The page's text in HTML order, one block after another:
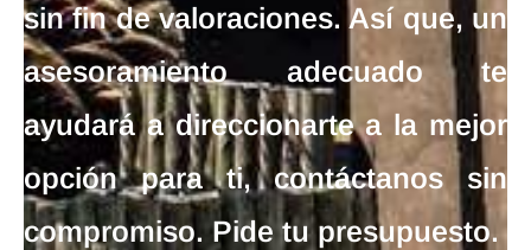
sin fin de valoraciones. Así que, un
asesoramiento adecuado te
ayudará a direccionarte a la mejor
opción para ti, contáctanos sin
compromiso. Pide tu presupuesto.